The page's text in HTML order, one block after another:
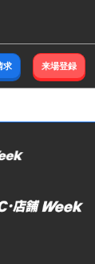
求 来場登録